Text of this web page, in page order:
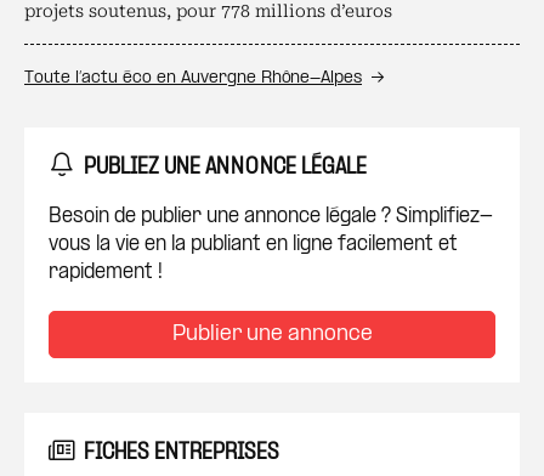
projets soutenus, pour 778 millions d’euros
Toute l’actu éco en Auvergne Rhône-Alpes
PUBLIEZ UNE ANNONCE LÉGALE
Besoin de publier une annonce légale ? Simplifiez-
vous la vie en la publiant en ligne facilement et
rapidement !
Publier une annonce
FICHES ENTREPRISES